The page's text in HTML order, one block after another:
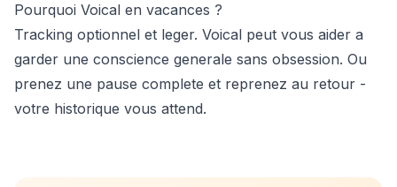
Pourquoi Voical en vacances ?
Tracking optionnel et leger. Voical peut vous aider a
garder une conscience generale sans obsession. Ou
prenez une pause complete et reprenez au retour -
votre historique vous attend.